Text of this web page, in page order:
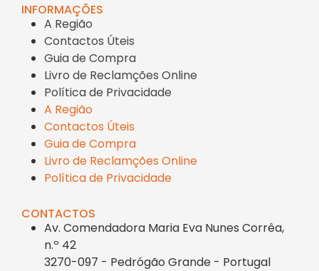
INFORMAÇÕES
A Região
Contactos Úteis
Guia de Compra
Livro de Reclamções Online
Política de Privacidade
A Região
Contactos Úteis
Guia de Compra
Livro de Reclamções Online
Política de Privacidade
CONTACTOS
Av. Comendadora Maria Eva Nunes Corrêa,
n.º 42
3270-097 - Pedrógão Grande - Portugal